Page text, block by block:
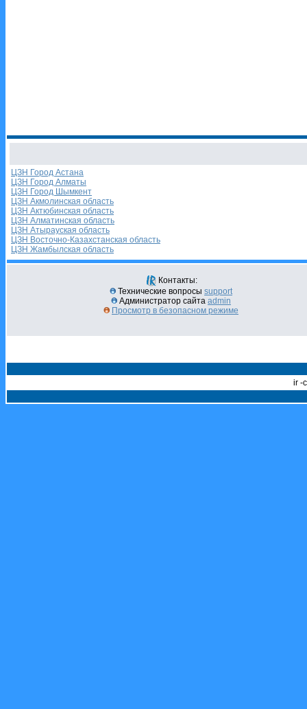
ЦЗН Город Астана
ЦЗН Город Алматы
ЦЗН Город Шымкент
ЦЗН Акмолинская область
ЦЗН Актюбинская область
ЦЗН Алматинская область
ЦЗН Атырауская область
ЦЗН Восточно-Казахстанская область
ЦЗН Жамбылская область
Контакты:
Технические вопросы support
Администратор сайта admin
Просмотр в безопасном режиме
ir -